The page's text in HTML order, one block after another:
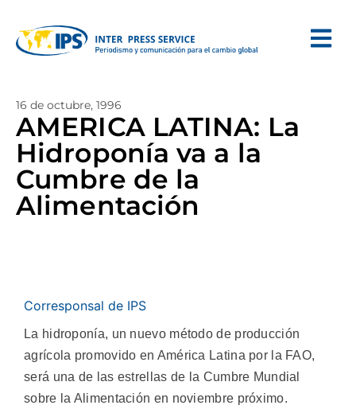
16 de octubre, 1996
AMERICA LATINA: La
Hidroponía va a la
Cumbre de la
Alimentación
Corresponsal de IPS
La hidroponía, un nuevo método de producción
agrícola promovido en América Latina por la FAO,
será una de las estrellas de la Cumbre Mundial
sobre la Alimentación en noviembre próximo.